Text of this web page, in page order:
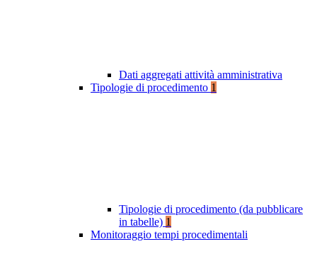
Dati aggregati attività amministrativa
Tipologie di procedimento 1
Tipologie di procedimento (da pubblicare
in tabelle) 1
Monitoraggio tempi procedimentali